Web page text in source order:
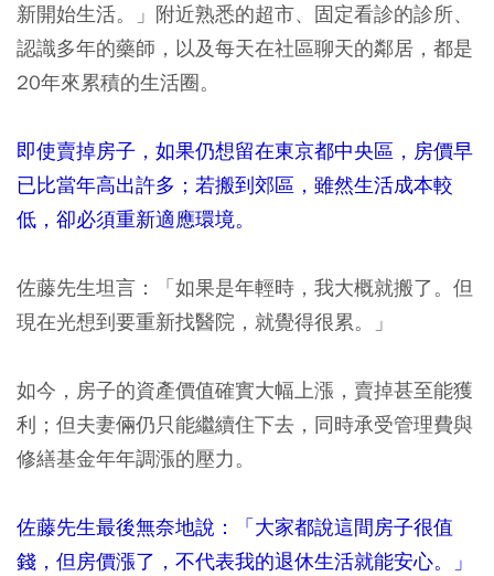
新開始生活。」附近熟悉的超市、固定看診的診所、
認識多年的藥師，以及每天在社區聊天的鄰居，都是
20年來累積的生活圈。
即使賣掉房子，如果仍想留在東京都中央區，房價早
已比當年高出許多；若搬到郊區，雖然生活成本較
低，卻必須重新適應環境。
佐藤先生坦言：「如果是年輕時，我大概就搬了。但
現在光想到要重新找醫院，就覺得很累。」
如今，房子的資產價值確實大幅上漲，賣掉甚至能獲
利；但夫妻倆仍只能繼續住下去，同時承受管理費與
修繕基金年年調漲的壓力。
佐藤先生最後無奈地說：「大家都說這間房子很值
錢，但房價漲了，不代表我的退休生活就能安心。」